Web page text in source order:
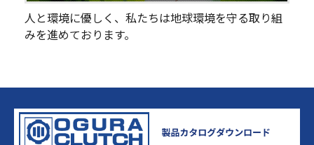
人と環境に優しく、私たちは地球環境を守る取り組
みを進めております。